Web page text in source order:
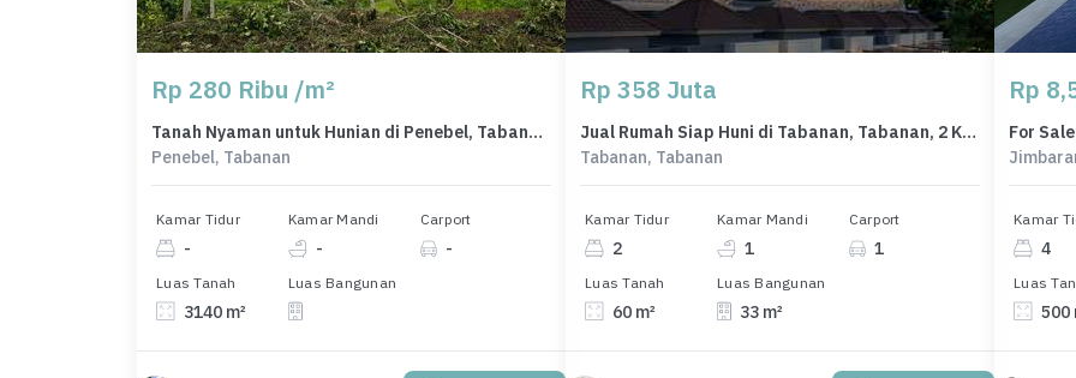
Rp 280 Ribu /m²
Tanah Nyaman untuk Hunian di Penebel, Tabanan, Luas 3140m²
Penebel, Tabanan
Kamar Tidur
-
Kamar Mandi
-
Carport
-
Luas Tanah
3140 m²
Luas Bangunan
Rp 358 Juta
Jual Rumah Siap Huni di Tabanan, Tabanan, 2 KT, Penawaran Terbaik
Tabanan, Tabanan
Kamar Tidur
2
Kamar Mandi
1
Carport
1
Luas Tanah
60 m²
Luas Bangunan
33 m²
Rp
Kamar
4
Luas
500